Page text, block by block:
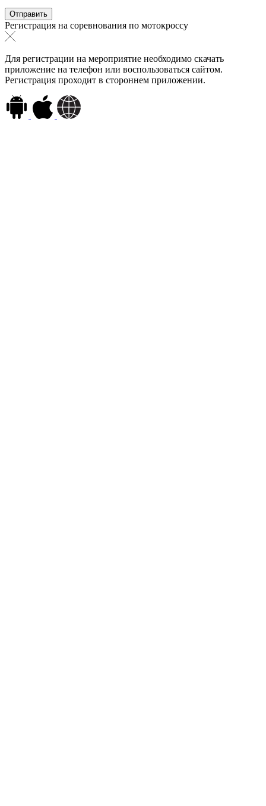
Регистрация на соревнования по мотокроссу
Для регистрации на мероприятие необходимо скачать
приложение на телефон или воспользоваться сайтом.
Регистрация проходит в стороннем приложении.